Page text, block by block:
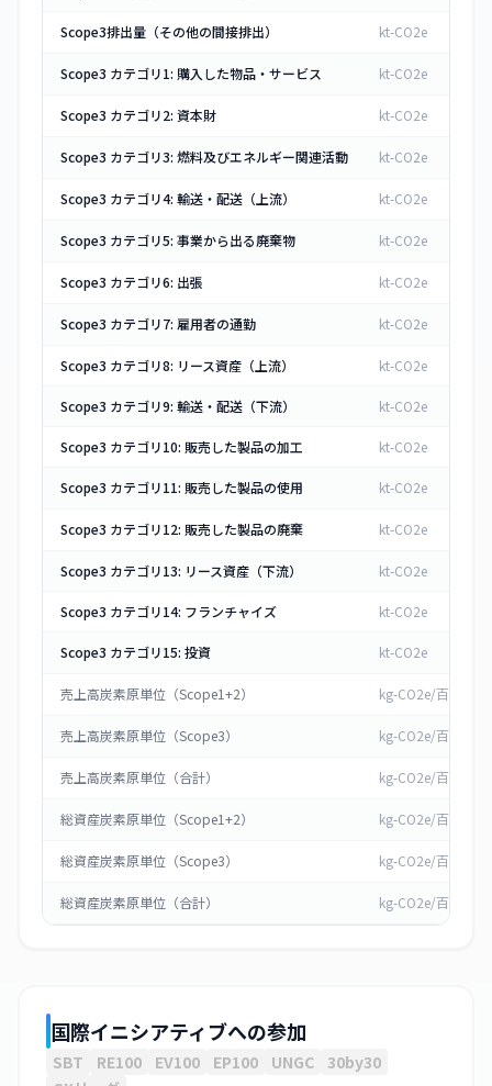
Scope3排出量（その他の間接排出） kt-CO2e
Scope3 カテゴリ1: 購入した物品・サービス kt-CO2e
Scope3 カテゴリ2: 資本財 kt-CO2e
Scope3 カテゴリ3: 燃料及びエネルギー関連活動 kt-CO2e
Scope3 カテゴリ4: 輸送・配送（上流） kt-CO2e
Scope3 カテゴリ5: 事業から出る廃棄物 kt-CO2e
Scope3 カテゴリ6: 出張 kt-CO2e
Scope3 カテゴリ7: 雇用者の通勤 kt-CO2e
Scope3 カテゴリ8: リース資産（上流） kt-CO2e
Scope3 カテゴリ9: 輸送・配送（下流） kt-CO2e
Scope3 カテゴリ10: 販売した製品の加工 kt-CO2e
Scope3 カテゴリ11: 販売した製品の使用 kt-CO2e
Scope3 カテゴリ12: 販売した製品の廃棄 kt-CO2e
Scope3 カテゴリ13: リース資産（下流） kt-CO2e
Scope3 カテゴリ14: フランチャイズ kt-CO2e
Scope3 カテゴリ15: 投資 kt-CO2e
売上高炭素原単位（Scope1+2） kg-CO2e/百万円
売上高炭素原単位（Scope3） kg-CO2e/百万円
売上高炭素原単位（合計） kg-CO2e/百万円
総資産炭素原単位（Scope1+2） kg-CO2e/百万円
総資産炭素原単位（Scope3） kg-CO2e/百万円
総資産炭素原単位（合計） kg-CO2e/百万円
国際イニシアティブへの参加
SBT RE100 EV100 EP100 UNGC 30by30